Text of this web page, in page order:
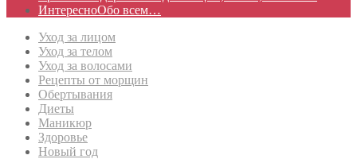
ИнтересноОбо всем…
Уход за лицом
Уход за телом
Уход за волосами
Рецепты от морщин
Обертывания
Диеты
Маникюр
Здоровье
Новый год